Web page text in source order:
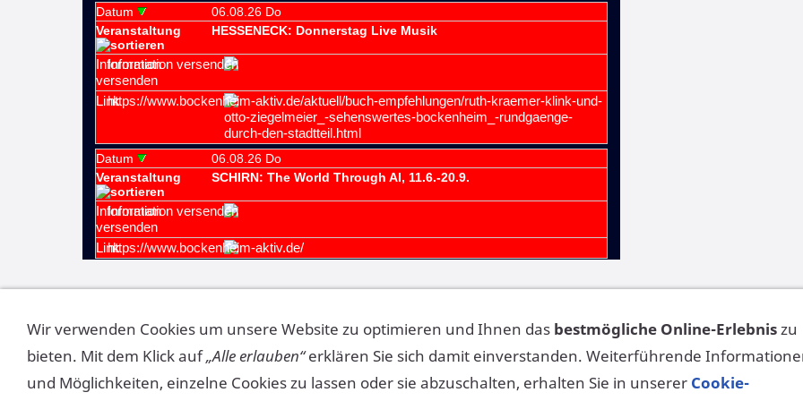
anderweitig straf- bzw. zivilrechtlich gewürdigt werden!
Wir verwenden Cookies um unsere Website zu optimieren und Ihnen das bestmögliche Online-Erlebniszu
bieten. Mit dem Klick auf„Alle erlauben“erklären Sie sich damit einverstanden. Weiterführende
und Möglichkeiten, einzelne Cookies zu lassen oder sie abzuschalten, erhalten Sie in unserer Cookie-